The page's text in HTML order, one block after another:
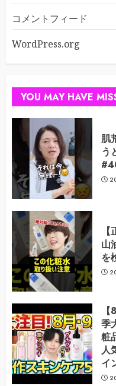
コメントフィード
WordPress.org
YOU MAY HAVE
肌
う
山
を
季
粧
人
イ